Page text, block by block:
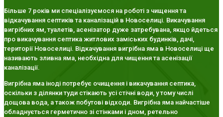
Більше 7 років ми спеціалізуємося на роботі з чищення та
відкачування септиків та каналізацій в Новоселиці. Викачування
вигрібних ям, туалетів, асенізатор дуже затребувана, якщо йдеться
про викачування септика житлових заміських будинків, дачі,
території Новоселиці. Відкачування вигрібна яма в Новоселиці ще
називають зливна яма, необхідна для чищення та асенізації
каналізації.
Вигрібна яма іноді потребує очищення і викачування септика,
оскільки з ділянки туди стікають усі стічні води, у тому числі
дощова вода, а також побутові відходи. Вигрібна яма найчастіше
обладнується герметично зі стінками і дном, ретельно